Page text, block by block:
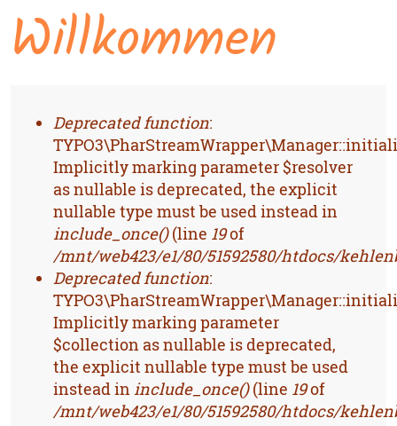
Willkommen
FEHLERMELDUNG
Deprecated function:
Implicitly marking parameter $resolver
as nullable is deprecated, the explicit
nullable type must be used instead in
include_once()(line 19of
/mnt/web423/e1/80/51592580/htdocs/
Deprecated function:
Implicitly marking parameter
$collection as nullable is deprecated,
the explicit nullable type must be used
instead in include_once()(line 19of
/mnt/web423/e1/80/51592580/htdocs/